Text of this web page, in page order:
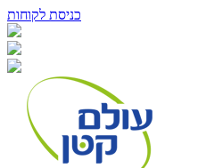
כניסת לקוחות